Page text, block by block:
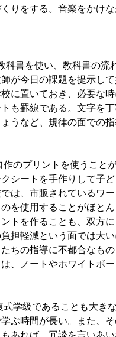
りをする。音楽をかけ
書を使い、教科書の流
が今日の課題を提示し
に置いておき、必要な
も罫線である。文字を
うなど、規律の面での
のプリントを使うこと
シートを手作りして子
は、市販されているワ
を使用することがほと
トを作ることも、双方
負担軽減という面では大
ちの指導に不都合なも
、ノートやホワイトボ
学級であることも大き
ぶ時間が長い。また、
あれば、冗談を言いあ